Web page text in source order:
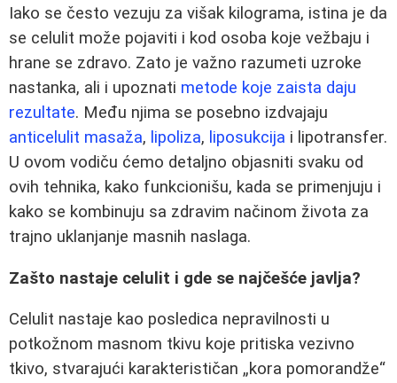
Iako se često vezuju za višak kilograma, istina je da
se celulit može pojaviti i kod osoba koje vežbaju i
hrane se zdravo. Zato je važno razumeti uzroke
nastanka, ali i upoznati metode koje zaista daju
rezultate. Među njima se posebno izdvajaju
anticelulit masaža, lipoliza, liposukcija i lipotransfer.
U ovom vodiču ćemo detaljno objasniti svaku od
ovih tehnika, kako funkcionišu, kada se primenjuju i
kako se kombinuju sa zdravim načinom života za
trajno uklanjanje masnih naslaga.
Zašto nastaje celulit i gde se najčešće javlja?
Celulit nastaje kao posledica nepravilnosti u
potkožnom masnom tkivu koje pritiska vezivno
tkivo, stvarajući karakterističan „kora pomorandže“